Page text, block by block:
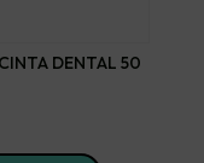
DENTAL 50